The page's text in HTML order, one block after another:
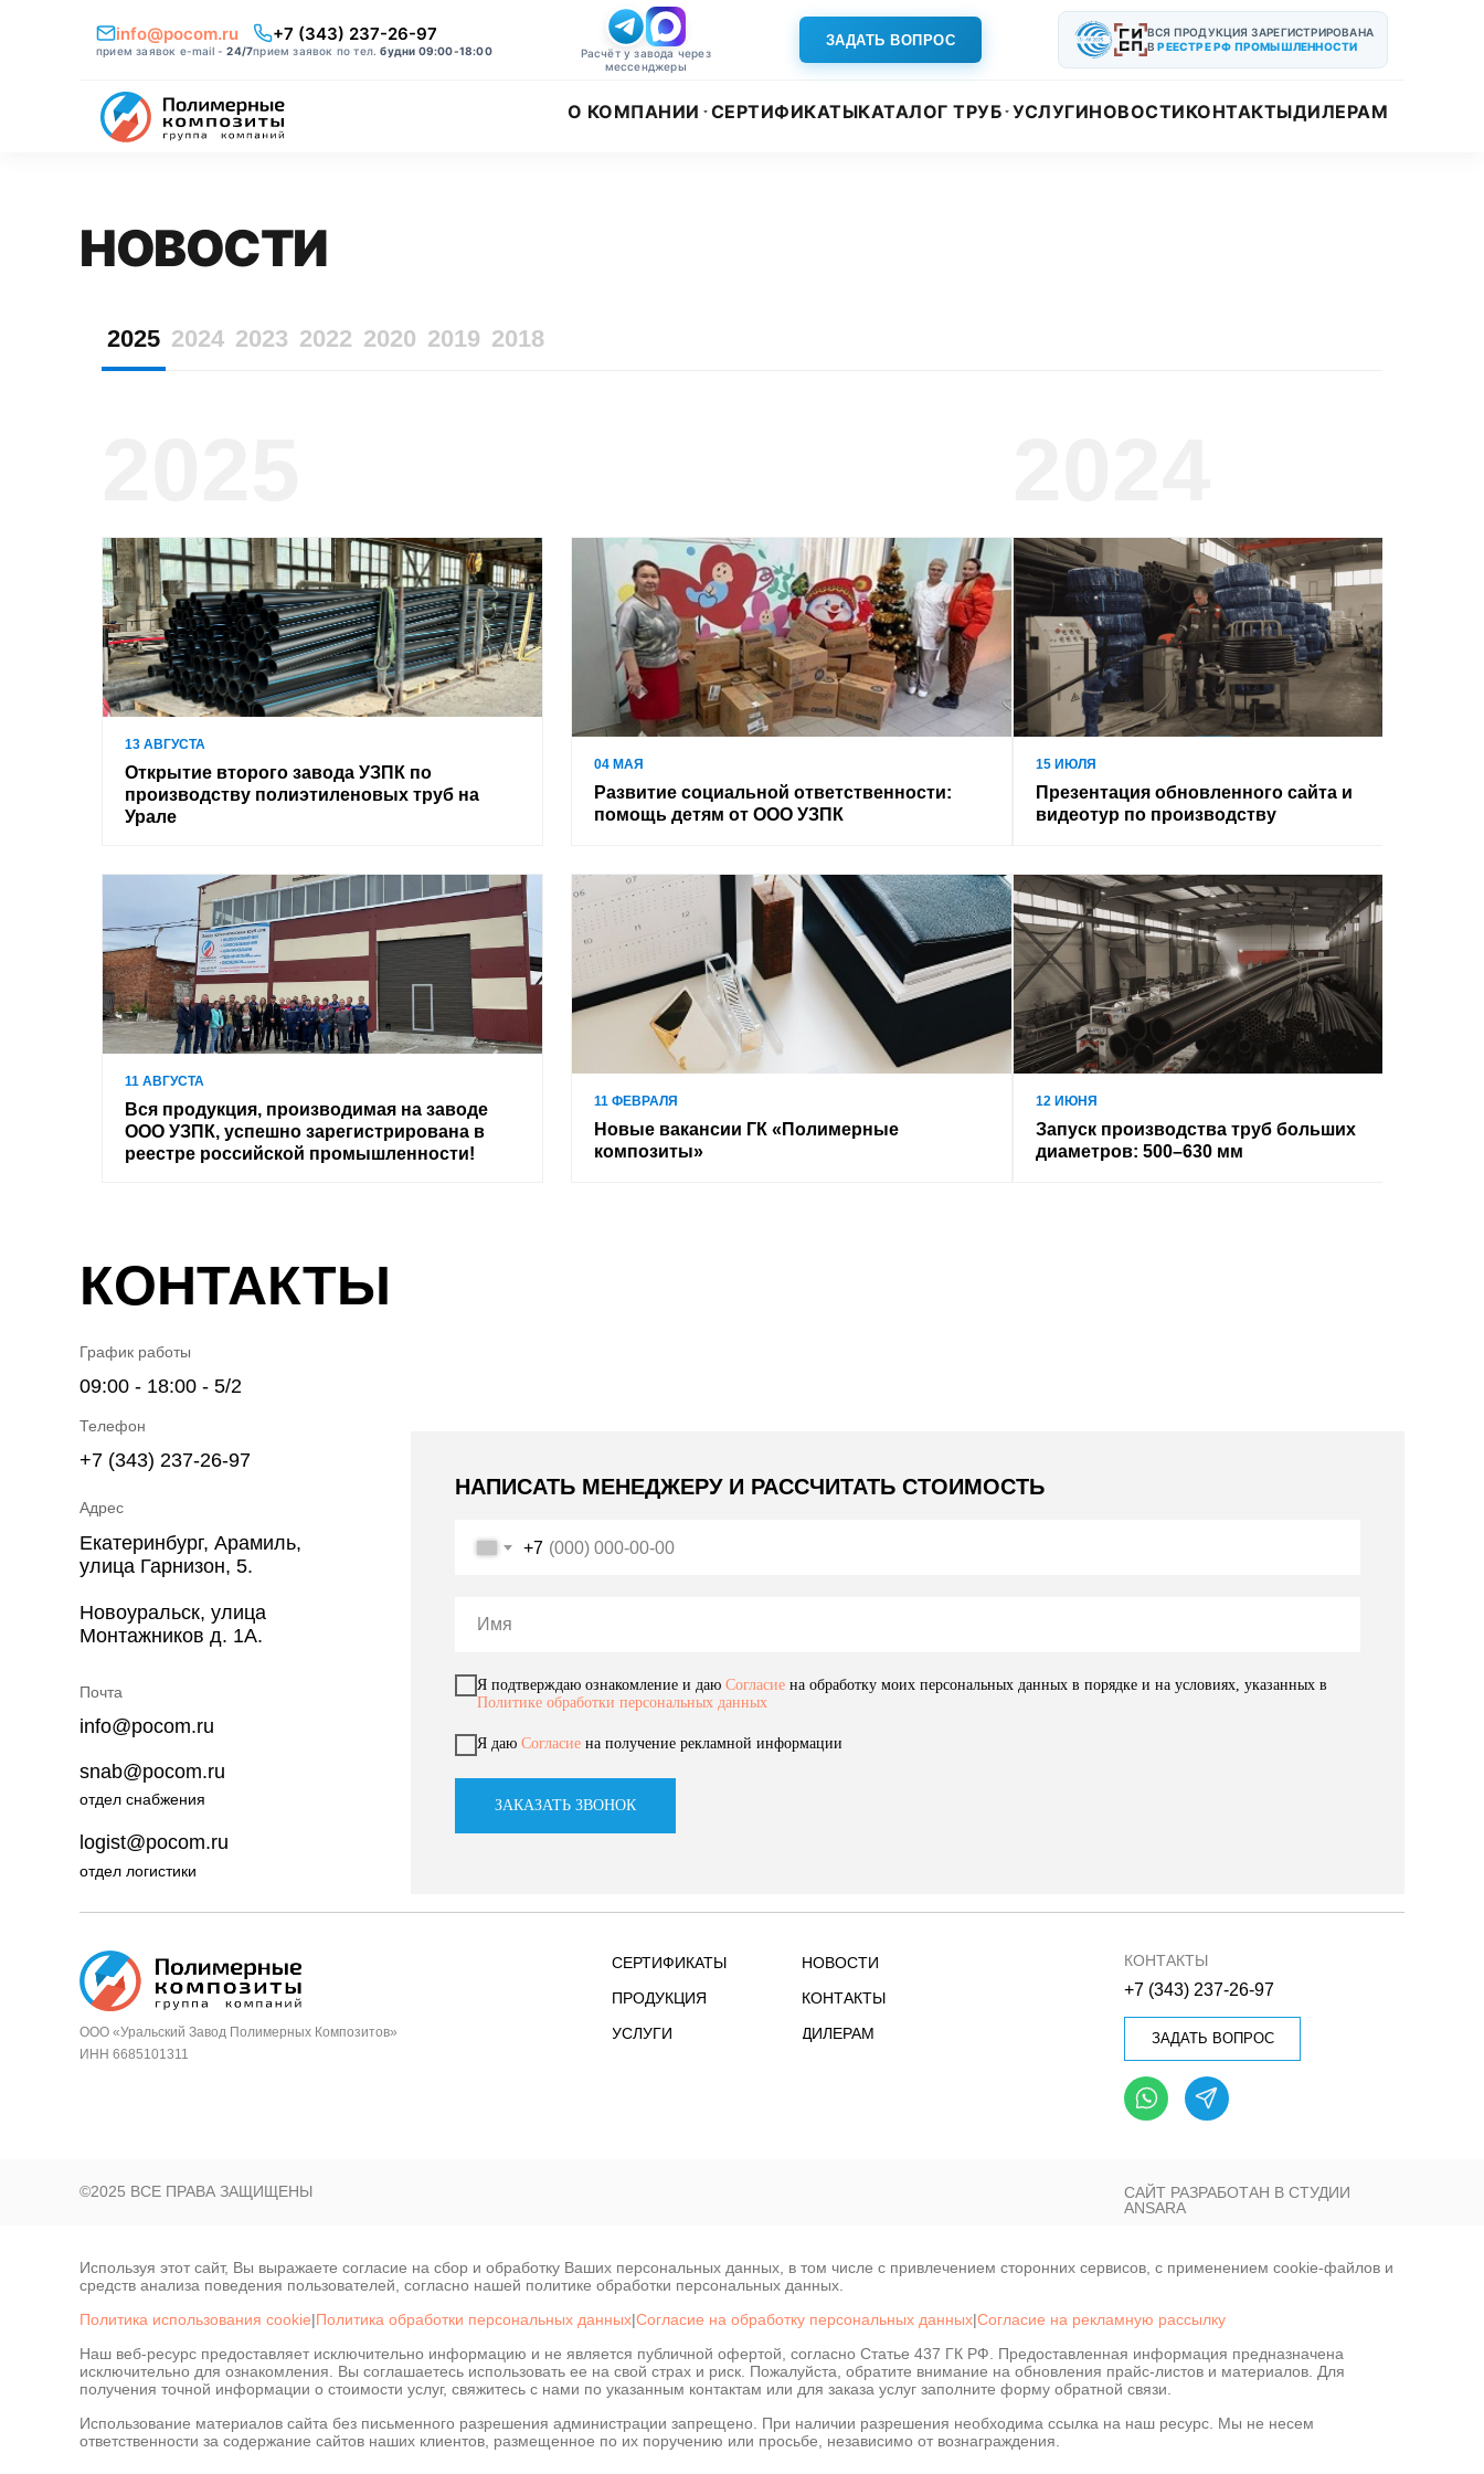
info@pocom.ru
прием заявок e-mail -24/7
+7 (343) 237-26-97
прием заявок по тел.будни 09:00-18:00
Расчёт у завода через
мессенджеры
ЗАДАТЬ ВОПРОС
ВСЯ ПРОДУКЦИЯ ЗАРЕГИСТРИРОВАНА
ВРЕЕСТРЕ РФ ПРОМЫШЛЕННОСТИ
О КОМПАНИИ СЕРТИФИКАТЫКАТАЛОГ ТРУБ УСЛУГИНОВОСТИКОНТАКТЫДИЛЕРАМ
НОВОСТИ
2025 2024 2023 2022 2020 2019 2018
13 АВГУСТА
Открытие второго завода УЗПК по
производству полиэтиленовых труб на
Урале
11 АВГУСТА
Вся продукция, производимая на заводе
ООО УЗПК, успешно зарегистрирована в
реестре российской промышленности!
04 МАЯ
Развитие социальной ответственности:
помощь детям от ООО УЗПК
11 ФЕВРАЛЯ
Новые вакансии ГК «Полимерные
композиты»
15 ИЮЛЯ
Презентация обновленного сайта и
видеотур по производству
12 ИЮНЯ
Запуск производства труб больших
диаметров: 500–630 мм
КОНТАКТЫ
НАПИСАТЬ МЕНЕДЖЕРУ И РАССЧИТАТЬ СТОИМОСТЬ
snab@pocom.ru
logist@pocom.ru
отдел снабжения
отдел логистики
+7 (343) 237-26-97
Телефон
График работы
09:00 - 18:00 - 5/2
info@pocom.ru
Почта
Екатеринбург, Арамиль,
улица Гарнизон, 5.
Новоуральск, улица
Монтажников д. 1А.
Адрес
+7
Я подтверждаю ознакомление и даю Согласие на обработку моих персональных данных в порядке и на условиях, указанных в
Политике обработки персональных данных
Я даю Согласие на получение рекламной информации
ЗАКАЗАТЬ ЗВОНОК
©2025 ВСЕ ПРАВА ЗАЩИЩЕНЫ
САЙТ РАЗРАБОТАН В СТУДИИ
ANSARA
КОНТАКТЫ
ЗАДАТЬ ВОПРОС
+7 (343) 237-26-97
ООО «Уральский Завод Полимерных Композитов»
ИНН 6685101311
НОВОСТИ
КОНТАКТЫ
ДИЛЕРАМ
СЕРТИФИКАТЫ
ПРОДУКЦИЯ
УСЛУГИ
Используя этот сайт, Вы выражаете согласие на сбор и обработку Ваших персональных данных, в том числе с привлечением сторонних сервисов, с применением cookie-файлов и
средств анализа поведения пользователей, согласно нашей политике обработки персональных данных.
Политика использования cookie|Политика обработки персональных данных|Согласие на обработку персональных данных|Согласие на рекламную рассылку
Наш веб-ресурс предоставляет исключительно информацию и не является публичной офертой, согласно Статье 437 ГК РФ. Предоставленная информация предназначена
исключительно для ознакомления. Вы соглашаетесь использовать ее на свой страх и риск. Пожалуйста, обратите внимание на обновления прайс-листов и материалов. Для
получения точной информации о стоимости услуг, свяжитесь с нами по указанным контактам или для заказа услуг заполните форму обратной связи.
Использование материалов сайта без письменного разрешения администрации запрещено. При наличии разрешения необходима ссылка на наш ресурс. Мы не несем
ответственности за содержание сайтов наших клиентов, размещенное по их поручению или просьбе, независимо от вознаграждения.
Наш сайт использует файлы cookie для обеспечения удобства пользователей сайта, его улучшения, сбора статистики и предоставления
персонализированных рекомендаций.
Принять Отклонить Персональные настройки Cookie